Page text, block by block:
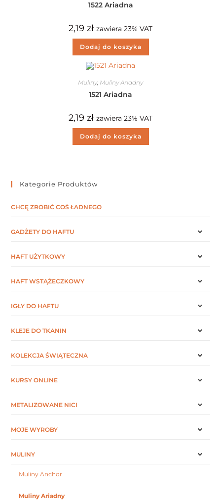
1522 Ariadna
2,19 zł zawiera 23% VAT
Dodaj do koszyka
Muliny, Muliny Ariadny
1521 Ariadna
2,19 zł zawiera 23% VAT
Dodaj do koszyka
Kategorie Produktów
CHCĘ ZROBIĆ COŚ ŁADNEGO
GADŻETY DO HAFTU
HAFT UŻYTKOWY
HAFT WSTĄŻECZKOWY
IGŁY DO HAFTU
KLEJE DO TKANIN
KOLEKCJA ŚWIĄTECZNA
KURSY ONLINE
METALIZOWANE NICI
MOJE WYROBY
MULINY
Muliny Anchor
Muliny Ariadny